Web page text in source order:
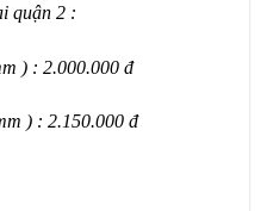
quận 2 :
) : 2.000.000 đ
) : 2.150.000 đ